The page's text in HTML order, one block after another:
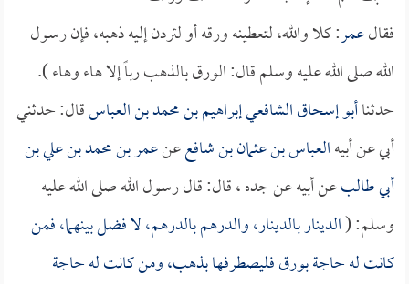
فقالعمر: كلا والله، لتعطينه ورقه أو لتردن إليه ذهبه، فإن رسول
الله صلى الله عليه وسلم قال: الورق بالذهب رباً إلا هاء وهاء ).
حدثناأبو إسحاق الشافعي إبراهيم بن محمد بن العباسقال: حدثني
أبي عن أبيهالعباس بن عثمان بن شافععنعمر بن محمد بن علي بن
أبي طالبعن أبيه عن جده ، قال: قال رسول الله صلى الله عليه
وسلم: (الدينار بالدينار، والدرهم بالدرهم، لا فضل بينهما، فمن
كانت له حاجة بورق فليصطرفها بذهب، ومن كانت له حاجة